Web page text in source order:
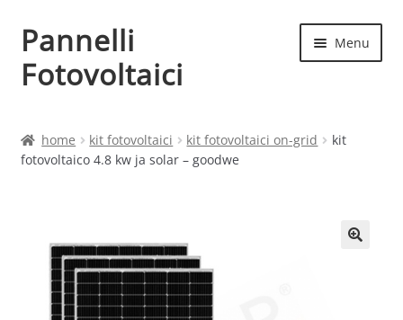
Vai
alla
navigazione
Vai
al
contenuto
Pannelli
Fotovoltaici
Menu
Cart
Chi siamo
Contatti
home kit fotovoltaici kit fotovoltaici on-grid
kit
fotovoltaico 4.8 kw ja solar – goodwe